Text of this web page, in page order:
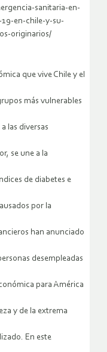
sanitaria-en-
en-chile-y-su-
originarios/
que vive Chile y el
más vulnerables
las diversas
se une a la
de diabetes e
por la
han anunciado
desempleadas
para América
y de la extrema
En este